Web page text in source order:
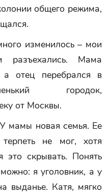
общего режима,
изменилось – мои
разъехались. Мама
а отец перебрался в
городок,
от Москвы.
мамы новая семья. Ее
не мог, хотя
это скрывать. Понять
я уголовник, а у
выданье. Катя, мягко